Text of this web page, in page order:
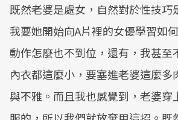
既然老婆是處女，自然對於性技巧
我要她開始向A片裡的女優學習如
動作怎麼也不到位，還有，我甚至
內衣都這麼小，要塞進老婆這麼多
與不雅。而且我也感覺到，老婆穿